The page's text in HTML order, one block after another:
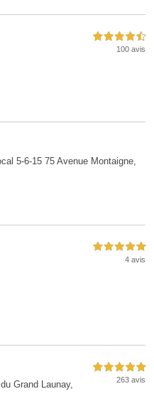
4,5 étoiles sur 5
100 avis
5-6-15 75 Avenue Montaigne,
5,0 étoiles sur 5
4 avis
Grand Launay,
5,0 étoiles sur 5
263 avis